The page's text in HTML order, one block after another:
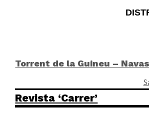
Torrent de la Guineu – Navas
Revista ‘Carrer’